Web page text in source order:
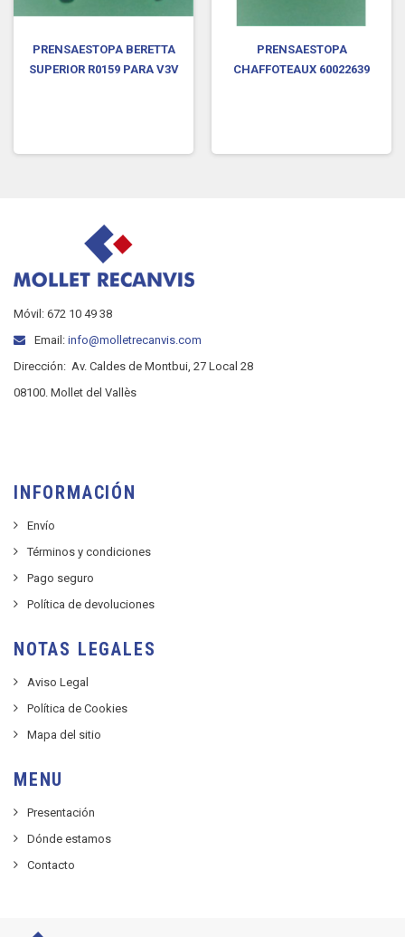
PRENSAESTOPA BERETTA
SUPERIOR R0159 PARA V3V
PRENSAESTOPA
CHAFFOTEAUX 60022639
Móvil: 672 10 49 38
Email: info@molletrecanvis.com
Dirección: Av. Caldes de Montbui, 27 Local 28
08100. Mollet del Vallès
INFORMACIÓN
Envío
Términos y condiciones
Pago seguro
Política de devoluciones
NOTAS LEGALES
Aviso Legal
Política de Cookies
Mapa del sitio
MENU
Presentación
Dónde estamos
Contacto